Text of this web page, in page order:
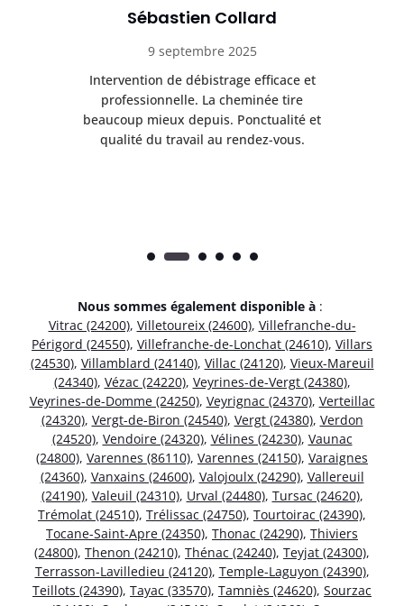
Sébastien Collard
9 septembre 2025
Intervention de débistrage efficace et
professionnelle. La cheminée tire
beaucoup mieux depuis. Ponctualité et
qualité du travail au rendez-vous.
Nous sommes également disponible à :
Vitrac (24200), Villetoureix (24600), Villefranche-du-
Périgord (24550), Villefranche-de-Lonchat (24610), Villars
(24530), Villamblard (24140), Villac (24120), Vieux-Mareuil
(24340), Vézac (24220), Veyrines-de-Vergt (24380),
Veyrines-de-Domme (24250), Veyrignac (24370), Verteillac
(24320), Vergt-de-Biron (24540), Vergt (24380), Verdon
(24520), Vendoire (24320), Vélines (24230), Vaunac
(24800), Varennes (86110), Varennes (24150), Varaignes
(24360), Vanxains (24600), Valojoulx (24290), Vallereuil
(24190), Valeuil (24310), Urval (24480), Tursac (24620),
Trémolat (24510), Trélissac (24750), Tourtoirac (24390),
Tocane-Saint-Apre (24350), Thonac (24290), Thiviers
(24800), Thenon (24210), Thénac (24240), Teyjat (24300),
Terrasson-Lavilledieu (24120), Temple-Laguyon (24390),
Teillots (24390), Tayac (33570), Tamniès (24620), Sourzac